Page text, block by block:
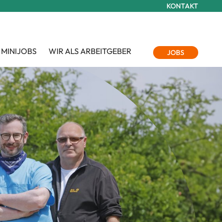
KONTAKT
WIR ALS ARBEITGEBER JOBS